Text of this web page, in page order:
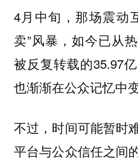
4月中旬，那场震动
卖”风暴，如今已从
被反复转载的35.97
也渐渐在公众记忆中
不过，时间可能暂时
平台与公众信任之间